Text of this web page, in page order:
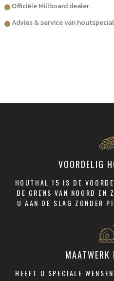
Officiële Millboard dealer.
Advies & service van
VOORDELIG
HOUTHAL 15 IS DE
DE GRENS VAN NOORD
U AAN DE SLAG ZONDER
MAATWERK
HEEFT U SPECIALE